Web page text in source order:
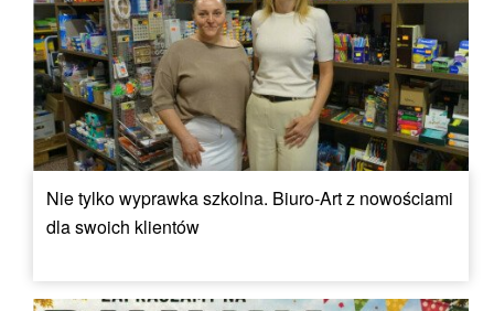
Nie tylko wyprawka szkolna. Biuro-Art z nowościami
dla swoich klientów